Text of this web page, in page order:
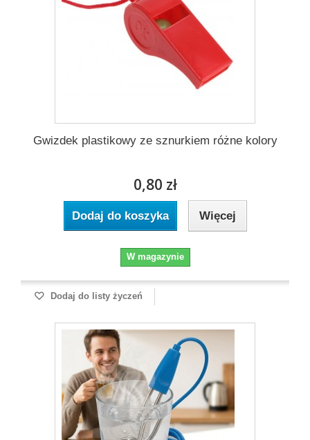
Gwizdek plastikowy ze sznurkiem różne kolory
0,80 zł
Dodaj do koszyka Więcej
W magazynie
Dodaj do listy życzeń